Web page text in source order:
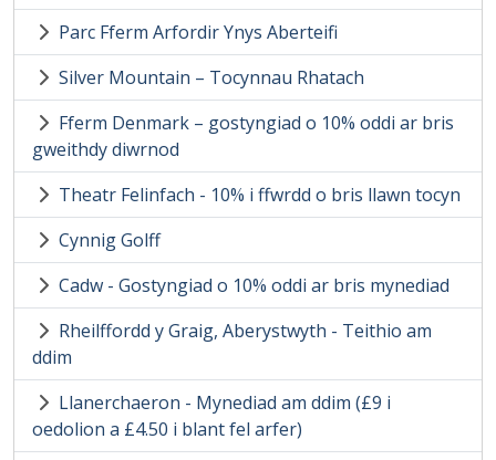
Parc Fferm Arfordir Ynys Aberteifi
Silver Mountain – Tocynnau Rhatach
Fferm Denmark – gostyngiad o 10% oddi ar bris
gweithdy diwrnod
Theatr Felinfach - 10% i ffwrdd o bris llawn tocyn
Cynnig Golff
Cadw - Gostyngiad o 10% oddi ar bris mynediad
Rheilffordd y Graig, Aberystwyth - Teithio am
ddim
Llanerchaeron - Mynediad am ddim (£9 i
oedolion a £4.50 i blant fel arfer)